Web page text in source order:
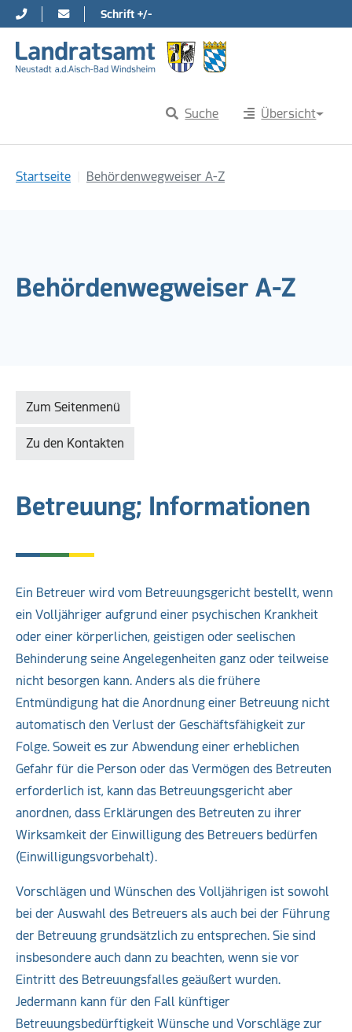
Direkt zur Hauptnavigation springen
Direkt zum Inhalt springen
Schrift +/-
Suche Übersicht
Startseite Behördenwegweiser A-Z
Behördenwegweiser A-Z
Zum Seitenmenü
Zu den Kontakten
Betreuung; Informationen
Ein Betreuer wird vom Betreuungsgericht bestellt, wenn
ein Volljähriger aufgrund einer psychischen Krankheit
oder einer körperlichen, geistigen oder seelischen
Behinderung seine Angelegenheiten ganz oder teilweise
nicht besorgen kann. Anders als die frühere
Entmündigung hat die Anordnung einer Betreuung nicht
automatisch den Verlust der Geschäftsfähigkeit zur
Folge. Soweit es zur Abwendung einer erheblichen
Gefahr für die Person oder das Vermögen des Betreuten
erforderlich ist, kann das Betreuungsgericht aber
anordnen, dass Erklärungen des Betreuten zu ihrer
Wirksamkeit der Einwilligung des Betreuers bedürfen
(Einwilligungsvorbehalt).
Vorschlägen und Wünschen des Volljährigen ist sowohl
bei der Auswahl des Betreuers als auch bei der Führung
der Betreuung grundsätzlich zu entsprechen. Sie sind
insbesondere auch dann zu beachten, wenn sie vor
Eintritt des Betreuungsfalles geäußert wurden.
Jedermann kann für den Fall künftiger
Betreuungsbedürftigkeit Wünsche und Vorschläge zur